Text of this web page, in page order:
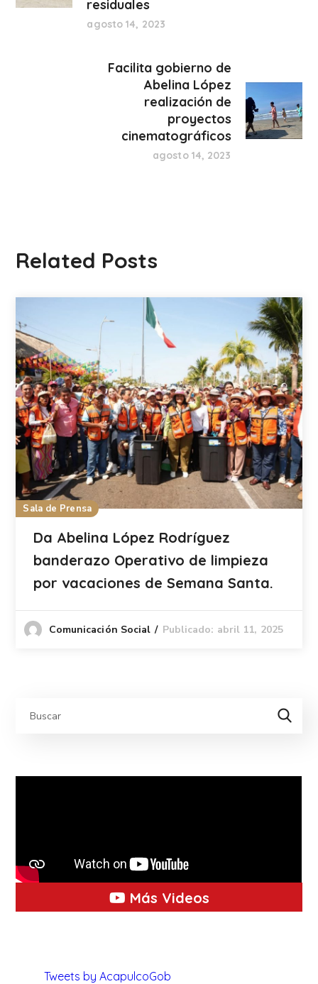
residuales
agosto 14, 2023
Facilita gobierno de
Abelina López
realización de
proyectos
cinematográficos
agosto 14, 2023
Related Posts
Sala de Prensa
Da Abelina López Rodríguez
banderazo Operativo de limpieza
por vacaciones de Semana Santa.
Comunicación Social Publicado: abril 11, 2025
Más Videos
Tweets by AcapulcoGob